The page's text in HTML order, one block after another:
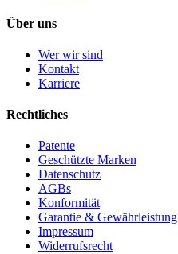
Über uns
Wer wir sind
Kontakt
Karriere
Rechtliches
Patente
Geschützte Marken
Datenschutz
AGBs
Konformität
Garantie & Gewährleistung
Impressum
Widerrufsrecht